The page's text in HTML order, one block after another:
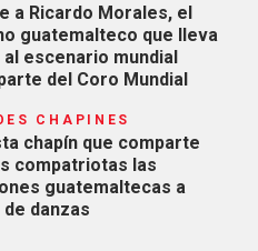
a Ricardo Morales, el
guatemalteco que lleva
al escenario mundial
del Coro Mundial
CHAPINES
chapín que comparte
compatriotas las
guatemaltecas a
danzas